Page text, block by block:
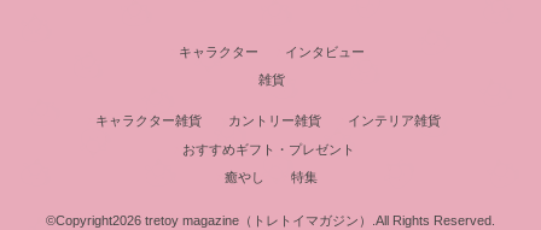
キャラクター
インタビュー
雑貨
キャラクター雑貨 カントリー雑貨
インテリア雑貨
おすすめギフト・プレゼント
癒やし
特集
©Copyright2026 tretoy magazine（トレトイマガジン） .All Rights Reserved.